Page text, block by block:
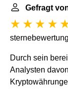
Gefragt
Durch sein
Analysten